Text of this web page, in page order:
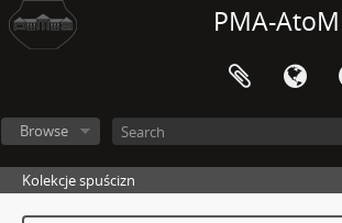
PMA-AtoM
Browse
Kolekcje spuścizn